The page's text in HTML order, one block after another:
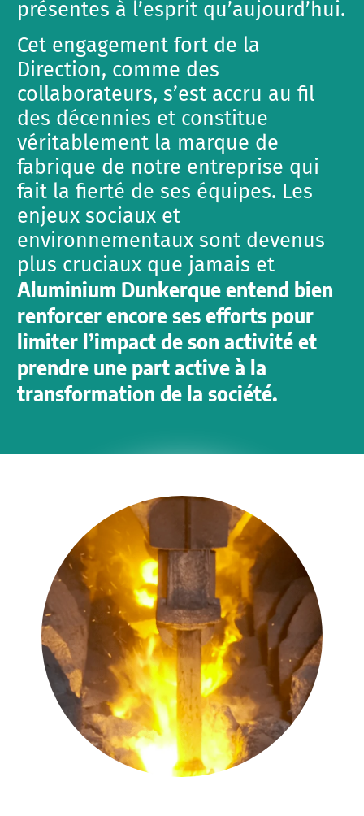
présentes à l’esprit qu’aujourd’hui.
Cet engagement fort de la
Direction, comme des
collaborateurs, s’est accru au fil
des décennies et constitue
véritablement la marque de
fabrique de notre entreprise qui
fait la fierté de ses équipes. Les
enjeux sociaux et
environnementaux sont devenus
plus cruciaux que jamais et
Aluminium Dunkerque entend bien
renforcer encore ses efforts pour
limiter l’impact de son activité et
prendre une part active à la
transformation de la société.